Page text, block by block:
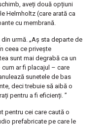
aveți două opțiuni
Helmholtz (care arată ca
cu membrană.
urmă. „Aș sta departe de
ceea ce privește
sunt mai degrabă ca un
ar fi placajul – care
sunetele de bas
deci trebuie să aibă o
pentru a fi eficienți. ”
pentru cei care caută o
prefabricate pe care le